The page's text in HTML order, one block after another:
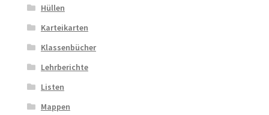
Hüllen
Karteikarten
Klassenbücher
Lehrberichte
Listen
Mappen